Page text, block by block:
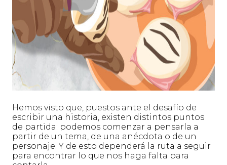
Hemos visto que, puestos ante el desafío de
escribir una historia, existen distintos puntos
de partida: podemos comenzar a pensarla a
partir de un tema, de una anécdota o de un
personaje. Y de esto dependerá la ruta a seguir
para encontrar lo que nos haga falta para